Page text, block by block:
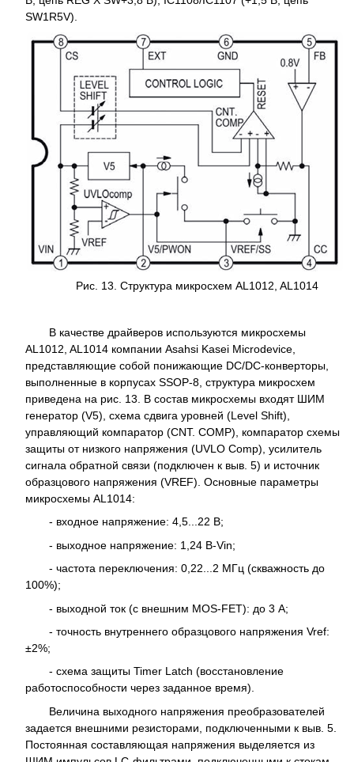
SW1R5V).
Рис. 13. Структура микросхем AL1012, AL1014
В качестве драйверов используются микросхемы
AL1012, AL1014 компании Asahsi Kasei Microdevice,
представляющие собой понижающие DC/DC-конверторы,
выполненные в корпусах SSOP-8, структура микросхем
приведена на рис. 13. В состав микросхемы входят ШИМ
генератор (V5), схема сдвига уровней (Level Shift),
управляющий компаратор (CNT. COMP), компаратор схемы
защиты от низкого напряжения (UVLO Comp), усилитель
сигнала обратной связи (подключен к выв. 5) и источник
образцового напряжения (VREF). Основные параметры
микросхемы AL1014:
- входное напряжение: 4,5...22 В;
- выходное напряжение: 1,24 В-Vin;
- частота переключения: 0,22...2 МГц (скважность до
100%);
- выходной ток (с внешним MOS-FET): до 3 А;
- точность внутреннего образцового напряжения Vref:
±2%;
- схема защиты Timer Latch (восстановление
работоспособности через заданное время).
Величина выходного напряжения преобразователей
задается внешними резисторами, подключенными к выв. 5.
Постоянная составляющая напряжения выделяется из